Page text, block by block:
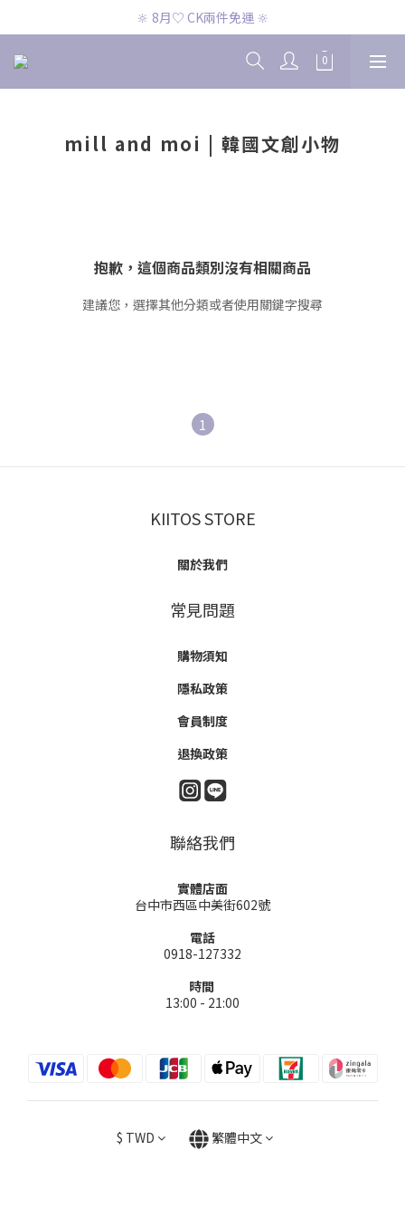
🔆 8月♡ CK兩件免運 🔆
🔆 8月♡ CK兩件免運 🔆
🔆 8月♡ 官網滿2000即免運 🔆
🔆 8月♡ CK兩件免運 🔆
mill and moi | 韓國文創小物
抱歉，這個商品類別沒有相關商品
建議您，選擇其他分類或者使用關鍵字搜尋
1
KIITOS STORE
關於我們
常見問題
購物須知
隱私政策
會員制度
退換政策
聯絡我們
實體店面
台中市西區中美街602號
電話
0918-127332
時間
13:00 - 21:00
$ TWD 繁體中文